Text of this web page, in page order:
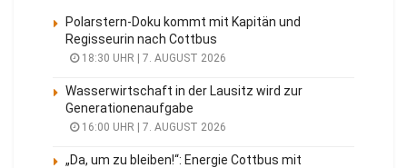
Polarstern-Doku kommt mit Kapitän und
Regisseurin nach Cottbus
18:30 UHR | 7. AUGUST 2026
Wasserwirtschaft in der Lausitz wird zur
Generationenaufgabe
16:00 UHR | 7. AUGUST 2026
„Da, um zu bleiben!“: Energie Cottbus mit